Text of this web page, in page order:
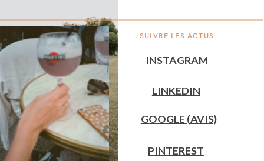
SUIVRE LES ACTUS
INSTAGRAM
GOOGLE (AVIS)
PINTEREST
LINKEDIN